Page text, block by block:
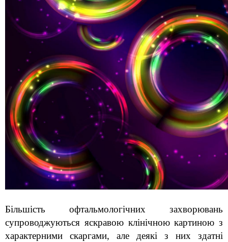
Більшість офтальмологічних захворювань
супроводжуються яскравою клінічною картиною з
характерними скаргами, але деякі з них здатні